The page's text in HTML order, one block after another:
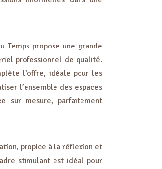
Temps propose une grande
professionnel de qualité.
l’offre, idéale pour les
l’ensemble des espaces
sur mesure, parfaitement
propice à la réflexion et
stimulant est idéal pour